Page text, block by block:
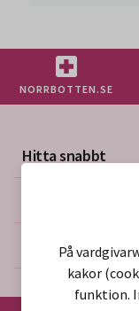
NORRBOTTEN.SE
Hitta snabbt
Mer på
Om webbplatsen
På
kakor
funktion.